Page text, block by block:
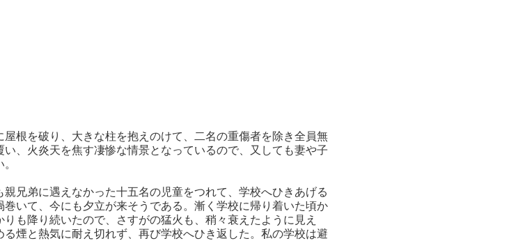
根を破り、大きな柱を抱えのけて、二名の重傷者を除き全員無
、火炎天を焦す凄惨な情景となっているので、又しても妻や子
兄弟に遇えなかった十五名の児童をつれて、学校へひきあげる
いて、今にも夕立が来そうである。漸く学校に帰り着いた頃か
も降り続いたので、さすがの猛火も、稍々衰えたように見え
煙と熱気に耐え切れず、再び学校へひき返した。私の学校は避